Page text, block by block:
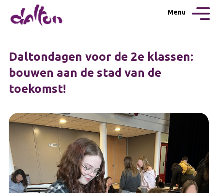
Menu
Daltondagen voor de 2e klassen:
bouwen aan de stad van de
toekomst!